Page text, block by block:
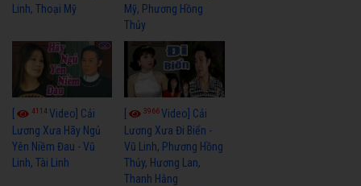
Linh, Thoại Mỹ
Mỹ, Phương Hồng
Thủy
4114Video] Cải
Lương Xưa Hãy Ngủ
Yên Niềm Đau - Vũ
Linh, Tài Linh
3966Video] Cải
Lương Xưa Đi Biển -
Vũ Linh, Phương Hồng
Thủy, Hương Lan,
Thanh Hằng